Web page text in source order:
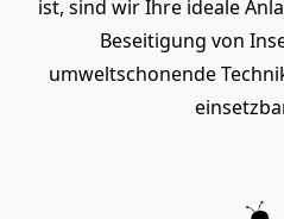
ist, sind wir Ihre ideale
Beseitigung von
umweltschonende